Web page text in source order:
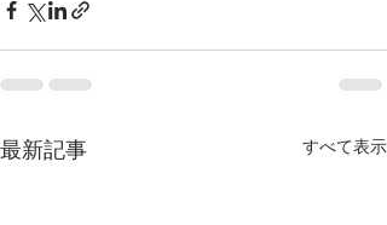
最新記事 すべて表示